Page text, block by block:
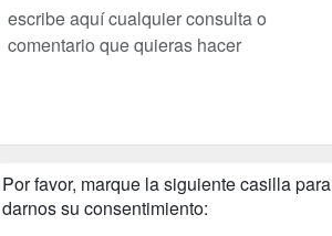
Por favor, marque la siguiente casilla para
darnos su consentimiento: